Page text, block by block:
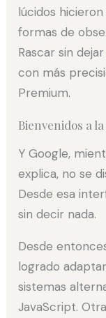
lúcidos
formas de
Rascar sin
con más
Premium.
Bienvenidos a
Y Google,
explica, no se
Desde esa
sin decir nada.
Desde
logrado
sistemas
JavaScript.